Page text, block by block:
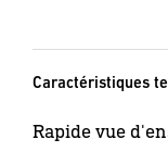
Caractéristiques
Rapide vue